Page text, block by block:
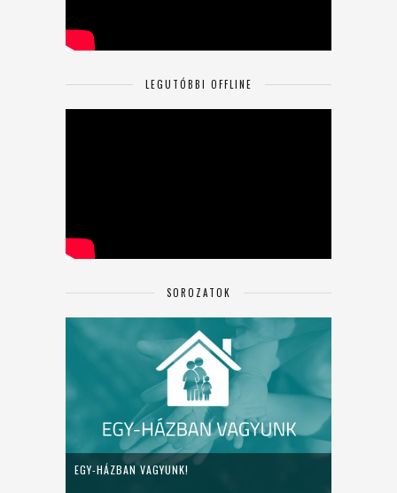
LEGUTÓBBI OFFLINE
SOROZATOK
EGY-HÁZBAN VAGYUNK!